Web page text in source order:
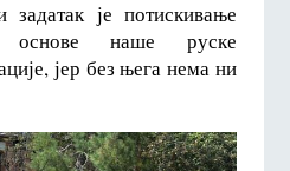
задатак је потискивање
основе наше руске
јер без њега нема ни